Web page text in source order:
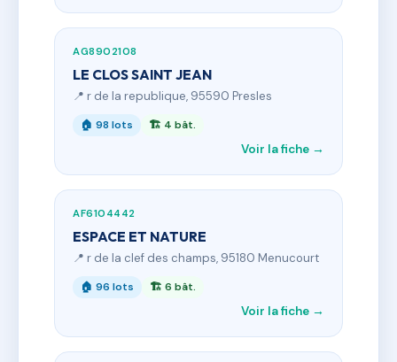
AG8902108
LE CLOS SAINT JEAN
📍 r de la republique, 95590 Presles
🏠 98 lots 🏗 4 bât.
Voir la fiche →
AF6104442
ESPACE ET NATURE
📍 r de la clef des champs, 95180 Menucourt
🏠 96 lots 🏗 6 bât.
Voir la fiche →